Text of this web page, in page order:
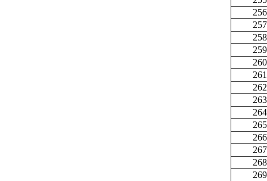
256
257
258
259
260
261
262
263
264
265
266
267
268
269